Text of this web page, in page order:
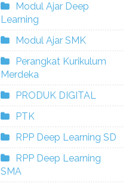
Modul Ajar Deep
Learning
Modul Ajar SMK
Perangkat Kurikulum
Merdeka
PRODUK DIGITAL
PTK
RPP Deep Learning SD
RPP Deep Learning
SMA